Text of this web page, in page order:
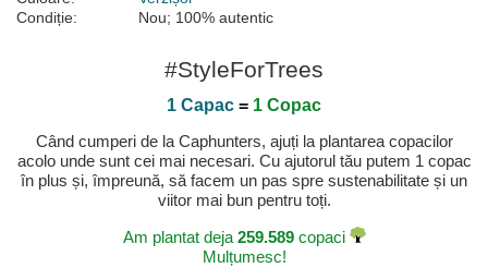
Condiție:
Nou; 100% autentic
#StyleForTrees
1 Capac = 1 Copac
Când cumperi de la Caphunters, ajuți la plantarea copacilor
acolo unde sunt cei mai necesari. Cu ajutorul tău putem 1 copac
în plus și, împreună, să facem un pas spre sustenabilitate și un
viitor mai bun pentru toți.
Am plantat deja 259.589copaci
Mulțumesc!